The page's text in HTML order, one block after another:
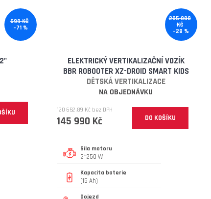
699 KČ
–71 %
205 000
KČ
–28 %
ELEKTRICKÝ VERTIKALIZAČNÍ VOZÍK
BBR ROBOOTER XZ-DROID SMART KIDS
DĚTSKÁ VERTIKALIZACE
NA OBJEDNÁVKU
120 652,89 Kč bez DPH
145 990 Kč DO KOŠÍKU
Síla motoru
2*250 W
Kapacita baterie
(15 Ah)
Dojezd